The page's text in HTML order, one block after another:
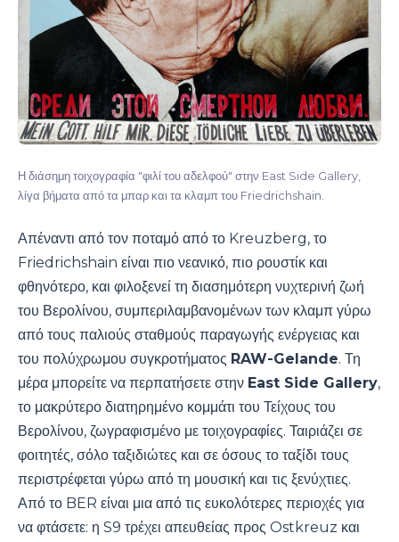
Η διάσημη τοιχογραφία "φιλί του αδελφού" στην East Side Gallery,
λίγα βήματα από τα μπαρ και τα κλαμπ του Friedrichshain.
Απέναντι από τον ποταμό από το Kreuzberg, το
Friedrichshain είναι πιο νεανικό, πιο ρουστίκ και
φθηνότερο, και φιλοξενεί τη διασημότερη νυχτερινή ζωή
του Βερολίνου, συμπεριλαμβανομένων των κλαμπ γύρω
από τους παλιούς σταθμούς παραγωγής ενέργειας και
του πολύχρωμου συγκροτήματος RAW-Gelande. Τη
μέρα μπορείτε να περπατήσετε στην East Side Gallery,
το μακρύτερο διατηρημένο κομμάτι του Τείχους του
Βερολίνου, ζωγραφισμένο με τοιχογραφίες. Ταιριάζει σε
φοιτητές, σόλο ταξιδιώτες και σε όσους το ταξίδι τους
περιστρέφεται γύρω από τη μουσική και τις ξενύχτιες.
Από το BER είναι μια από τις ευκολότερες περιοχές για
να φτάσετε: η S9 τρέχει απευθείας προς Ostkreuz και